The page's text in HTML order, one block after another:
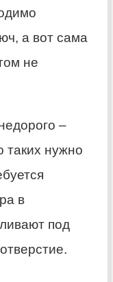
а вот сама
не
–
таких нужно
в
под